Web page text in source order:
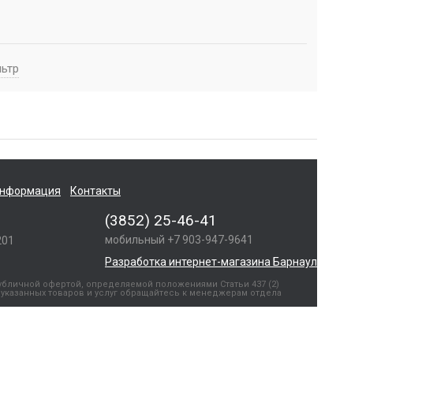
Контакты
(3852) 25-46-41
мобильный +7 903-947-9641
Разработка интернет-магазина Барнаул
офертой, определяемой положениями Статьи 437 (2)
товаров и услуг обращайтесь к менеджерам отдела